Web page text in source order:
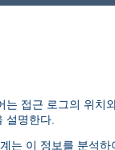
는 접근 로그의 위치
설명한다.
이 정보를 분석